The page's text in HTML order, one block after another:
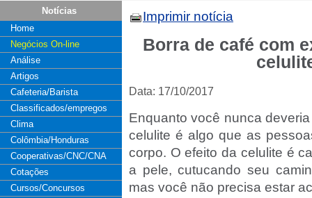
Notícias
Home
Negócios On-line
Análise
Artigos
Cafeteria/Barista
Classificados/empregos
Clima
Colômbia/Honduras
Cooperativas/CNC/CNA
Cotações
Cursos/Concursos
Imprimir notícia
Borra de café com
Data: 17/10/2017
Enquanto você nunca
celulite é algo que as
corpo. O efeito da celulite é
a pele, cutucando seu
mas você não precisa estar